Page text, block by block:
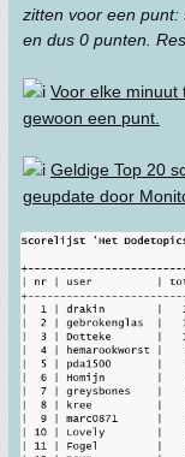
zitten voor een punt:
en dus 0 punten.
Voor elke minuut
gewoon een punt.
Geldige Top 20
geupdate door